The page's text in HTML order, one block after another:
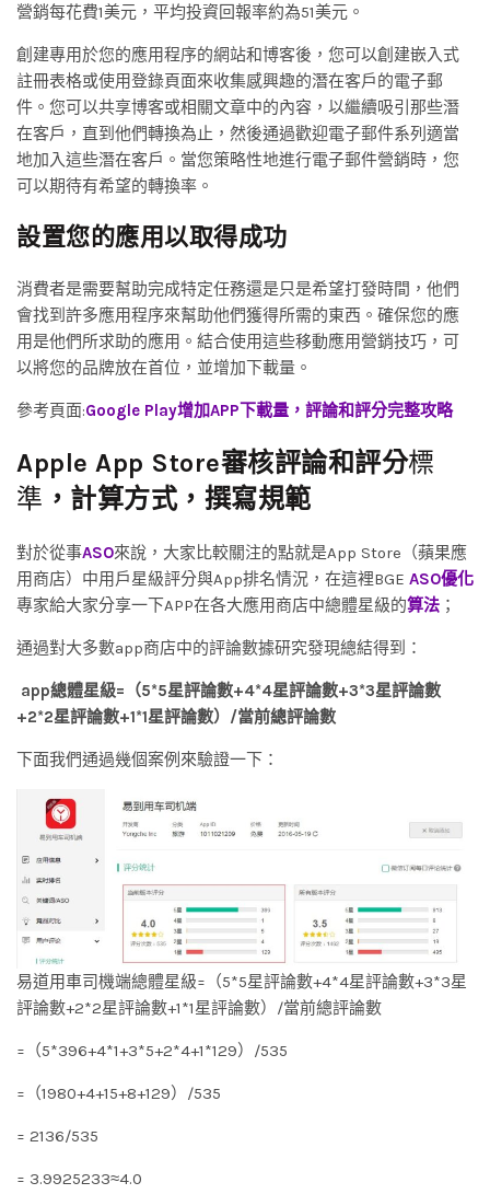
營銷每花費1美元，平均投資回報率約為51美元。
創建專用於您的應用程序的網站和博客後，您可以創建嵌入式
註冊表格或使用登錄頁面來收集感興趣的潛在客戶的電子郵
件。您可以共享博客或相關文章中的內容，以繼續吸引那些潛
在客戶，直到他們轉換為止，然後通過歡迎電子郵件系列適當
地加入這些潛在客戶。當您策略性地進行電子郵件營銷時，您
可以期待有希望的轉換率。
設置您的應用以取得成功
消費者是需要幫助完成特定任務還是只是希望打發時間，他們
會找到許多應用程序來幫助他們獲得所需的東西。確保您的應
用是他們所求助的應用。結合使用這些移動應用營銷技巧，可
以將您的品牌放在首位，並增加下載量。
參考頁面:Google Play增加APP下載量，評論和評分完整攻略
Apple App Store審核評論和評分標
準 ，計算方式，撰寫規範
對於從事ASO來說，大家比較關注的點就是App Store（蘋果應
用商店）中用戶星級評分與App排名情況，在這裡BGE ASO優化
專家給大家分享一下APP在各大應用商店中總體星級的算法 ；
通過對大多數app商店中的評論數據研究發現總結得到：
app總體星級=（5*5星評論數+4*4星評論數+3*3星評論數
+2*2星評論數+1*1星評論數）/當前總評論數
下面我們通過幾個案例來驗證一下：
易道用車司機端總體星級=（5*5星評論數+4*4星評論數+3*3星
評論數+2*2星評論數+1*1星評論數）/當前總評論數
=（5*396+4*1+3*5+2*4+1*129）/535
=（1980+4+15+8+129）/535
= 2136/535
= 3.9925233≈4.0